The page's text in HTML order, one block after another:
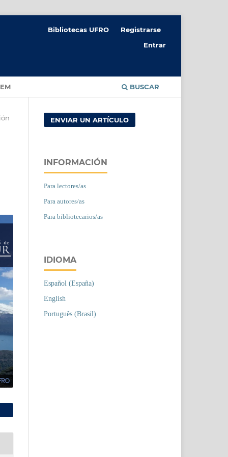
BUSCAR
Bibliotecas UFRO
Registrarse
Entrar
ENVIAR UN ARTÍCULO
INFORMACIÓN
Para lectores/as
Para autores/as
Para bibliotecarios/as
IDIOMA
Español (España)
English
Português (Brasil)